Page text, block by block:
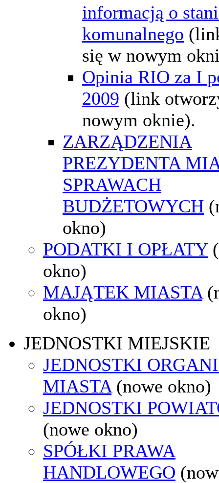
informacją o
komunalnego
się w nowym
Opinia RIO za I
2009 (link
nowym oknie).
ZARZĄDZENIA
PREZYDENTA
SPRAWACH
BUDŻETOWYCH
okno)
PODATKI I OPŁATY
okno)
MAJĄTEK MIASTA
okno)
JEDNOSTKI MIEJSKIE
JEDNOSTKI
MIASTA (nowe okno)
JEDNOSTKI
(nowe okno)
SPÓŁKI PRAWA
HANDLOWEGO